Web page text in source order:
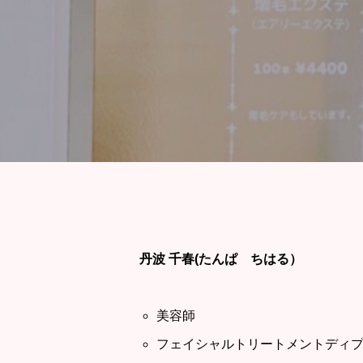
丹波 千春(たんぱ ちはる）
美容師
フェイシャルトリートメントディ